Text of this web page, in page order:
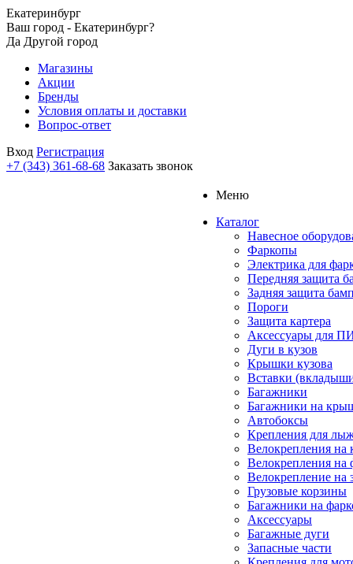
Екатеринбург
Ваш город - Екатеринбург?
Да Другой город
Магазины
Акции
Бренды
Условия оплаты и доставки
Вопрос-ответ
Вход Регистрация
+7 (343) 361-68-68 Заказать звонок
Меню
Каталог
Навесное
Фаркопы
Электрика для
Передняя защита
Задняя защита
Пороги
Защита картера
Аксессуары для
Дуги в кузов
Крышки кузова
Вставки
Багажники
Багажники на
Автобоксы
Крепления для
Велокрепления
Велокрепления на
Велокрепление на
Грузовые корзины
Багажники на
Аксессуары
Багажные дуги
Запасные части